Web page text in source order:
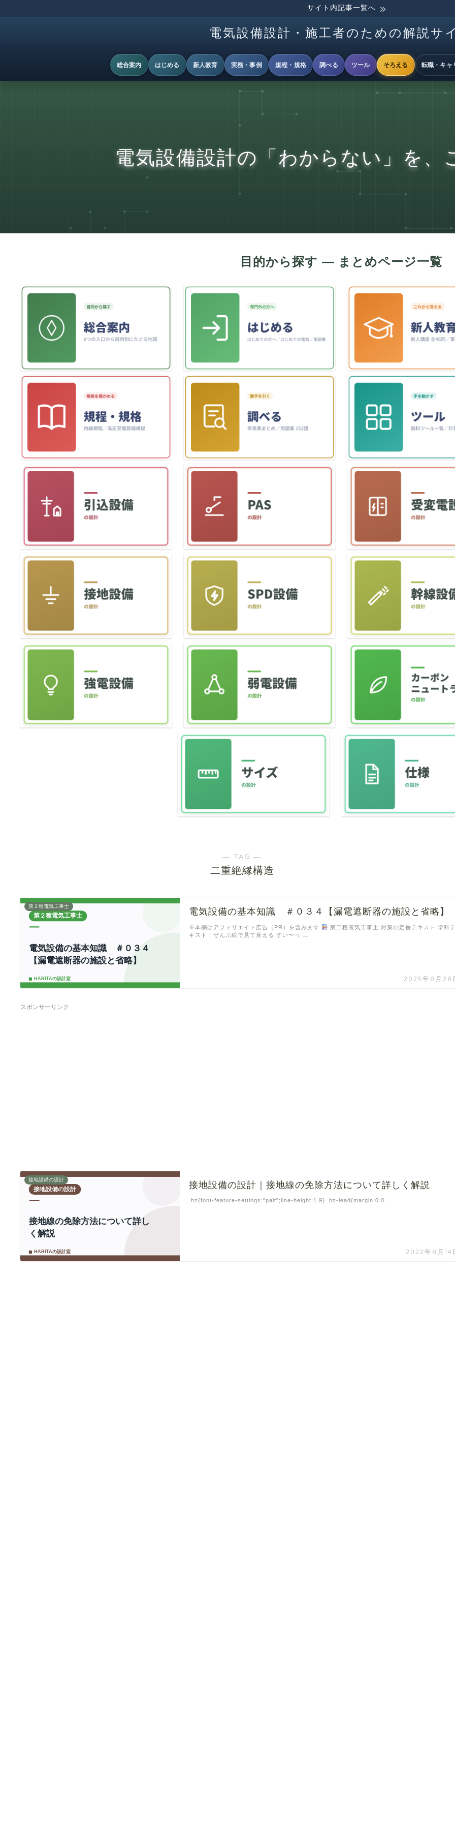
サイト内記事一覧へ
電気設備設計・施工者のための解説サ
総合案内 はじめる 新人教育 実務・事例 規程・規格 調べる ツール そろえる 転職・キャ
電気設備設計の「わからない」を、
― TAG ―
二重絶縁構造
第２種電気工事士
電気設備の基本知識 ＃０３４【漏電遮断器の施設と省略】
2025年8月28
※本欄はアフィリエイト広告（PR）を含みます
第二種電気工事士 対策の定番テキスト 学科
キスト：ぜんぶ絵で見て覚える すい〜っ …
スポンサーリンク
接地設備の設計
接地設備の設計｜接地線の免除方法について詳しく解説
2022年8月14
.hz{font-feature-settings:"palt";line-height:1.9} .hz-lead{margin:0 0 …